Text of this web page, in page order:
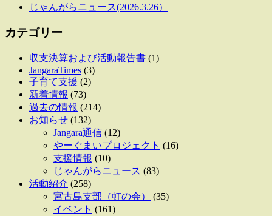
じゃんがらニュース(2026.3.26）
カテゴリー
収支決算および活動報告書 (1)
JangaraTimes (3)
子育て支援 (2)
新着情報 (73)
過去の情報 (214)
お知らせ (132)
Jangara通信 (12)
やーぐまいプロジェクト (16)
支援情報 (10)
じゃんがらニュース (83)
活動紹介 (258)
宮古島支部（虹の会）
(35)
イベント (161)